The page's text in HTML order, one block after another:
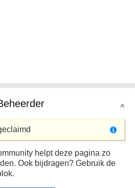
helpt deze pagina zo
Ook bijdragen? Gebruik de